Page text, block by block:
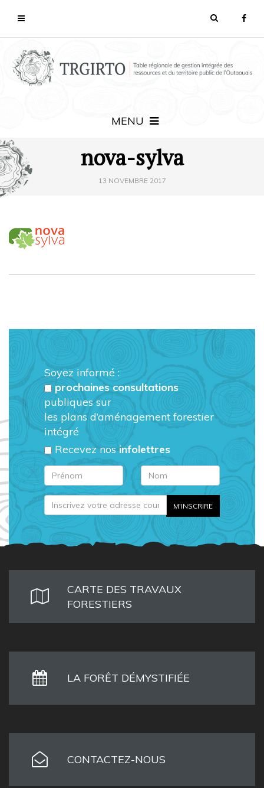
MENU
nova-sylva
13 NOVEMBRE 2017
Soyez informé :
prochaines consultations
publiques sur
les plans d’aménagement forestier
intégré
Recevez nosinfolettres
CARTE DES TRAVAUX
FORESTIERS
LA FORÊT DÉMYSTIFIÉE
CONTACTEZ-NOUS